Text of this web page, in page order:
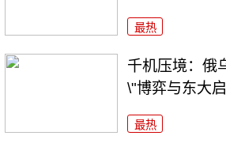
最热
千机压境：俄
\"博弈与东大
最热